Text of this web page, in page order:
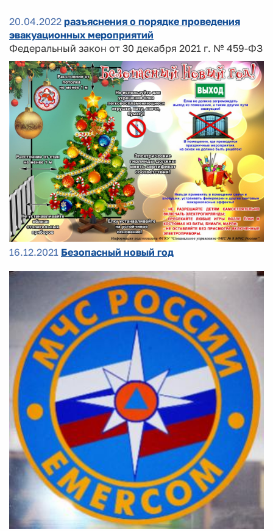
20.04.2022 разъяснения о порядке проведения
эвакуационных мероприятий
Федеральный закон от 30 декабря 2021 г. № 459-ФЗ
16.12.2021 Безопасный новый год